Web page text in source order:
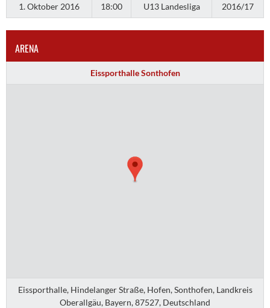
1. Oktober 2016 18:00 U13 Landesliga 2016/17
ARENA
Eissporthalle Sonthofen
Eissporthalle, Hindelanger Straße, Hofen, Sonthofen, Landkreis
Oberallgäu, Bayern, 87527, Deutschland